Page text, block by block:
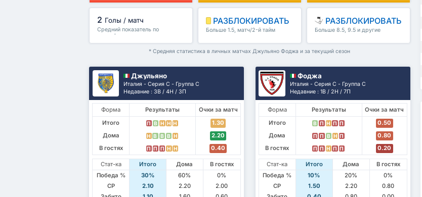
2 Голы / матч
Средний показатель по
лиге : 0
РАЗБЛОКИРОВАТЬ
Больше 1.5, матч/2-й тайм
РАЗБЛОКИРОВАТЬ
Больше 8.5, 9.5 и другие
* Средняя статистика в личных матчах Джульяно Фоджа и за текущий сезон
Джульяно
Италия - Серия C - Группа C
Недавние : 3В / 4Н / 3П
Форма Результаты
Очки за матч
Итого
П В Н Н Н
1.30
Дома
Н В В В Н
2.20
В гостях
П П П Н Н 0.40
Стат-ка Итого Дома
В гостях
Победа %
30% 60%
0%
СР
2.10 2.20
2.00
Фоджа
Италия - Серия C - Группа C
Недавние : 1В / 2Н / 7П
Форма Результаты
Очки за матч
Итого
В П Н П П
0.50
Дома
П П В Н П
0.80
В гостях
П П Н П П 0.20
Стат-ка Итого Дома
В гостях
Победа %
10% 20%
0%
СР
1.50 2.20
0.80